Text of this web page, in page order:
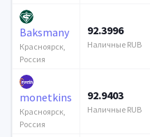
Baksmany
Красноярск,
Россия
92.3996
Наличные RUB
monetkins
Красноярск,
Россия
92.9403
Наличные RUB